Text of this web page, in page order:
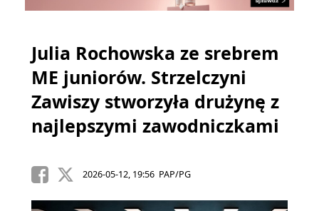
Julia Rochowska ze srebrem
ME juniorów. Strzelczyni
Zawiszy stworzyła drużynę z
najlepszymi zawodniczkami
2026-05-12, 19:56 PAP/PG